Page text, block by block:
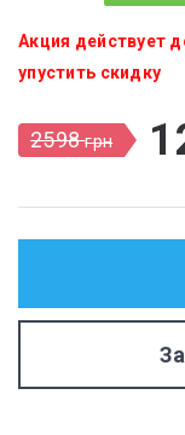
Акция действует
упустить скидку
2598грн